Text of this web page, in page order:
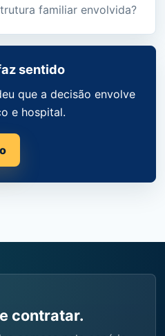
familiar envolvida?
sentido
que a decisão envolve
e hospital.
contratar.